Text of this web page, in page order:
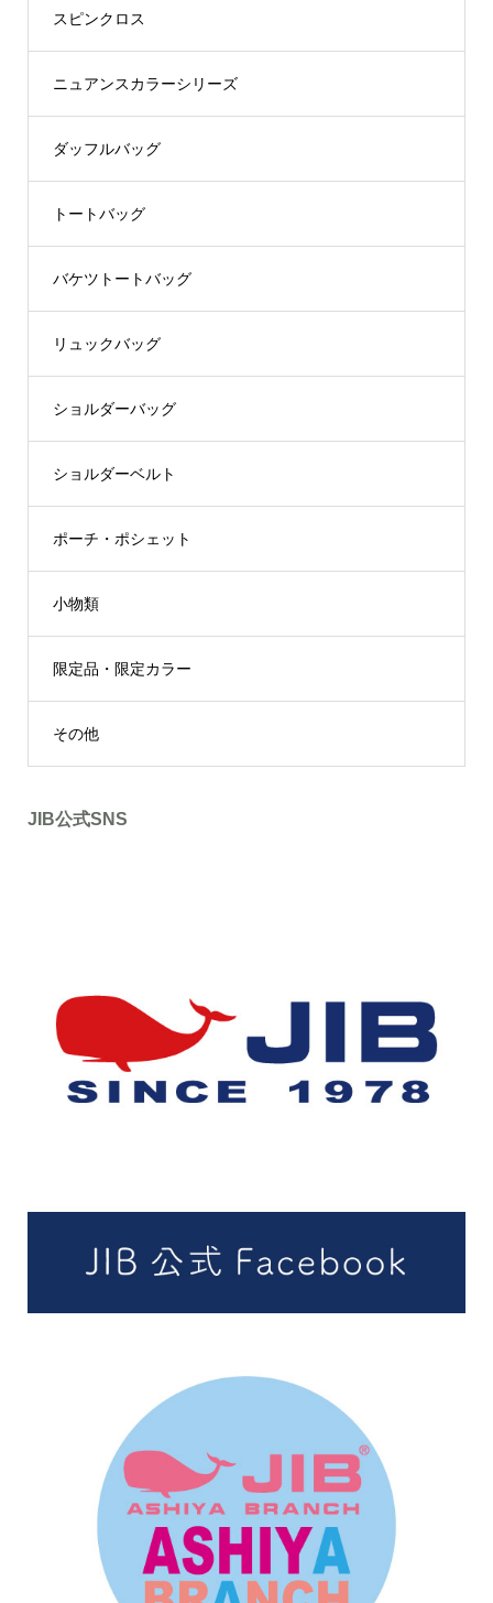
スピンクロス
ニュアンスカラーシリーズ
ダッフルバッグ
トートバッグ
バケツトートバッグ
リュックバッグ
ショルダーバッグ
ショルダーベルト
ポーチ・ポシェット
小物類
限定品・限定カラー
その他
JIB公式SNS